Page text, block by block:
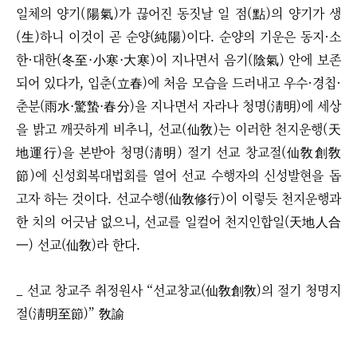
일체의 양기(陽氣)가 끊어진 동짓날 일 점(點)의 양기가 생
(生)하니 이것이 곧 순양(純陽)이다. 순양의 기운은 동지·소
한·대한(冬至·小寒·大寒)이 지나면서 음기(陰氣) 안에 보존
되어 있다가, 입춘(立春)에 처음 모습을 드러내고 우수·경칩·
춘분(雨水·驚蟄·春分)을 지나면서 자라나 청명(淸明)에 세상
을 밝고 깨끗하게 비추니, 선교(仙敎)는 이러한 천지운행(天
地運行)을 본받아 청명(淸明) 절기 선교 창교절(仙敎創敎
節)에 신성회복대법회를 열어 선교 수행자의 신성발현을 돕
고자 하는 것이다. 선교수행(仙敎修行)이 이렇듯 천지운행과
한 치의 어긋남 없으니, 선교를 일컬어 천지인합일(天地人合
一) 선교(仙敎)라 한다.
_ 선교 창교주 취정원사 “선교창교(仙敎創敎)의 절기 청명지
절(淸明至節)” 敎諭